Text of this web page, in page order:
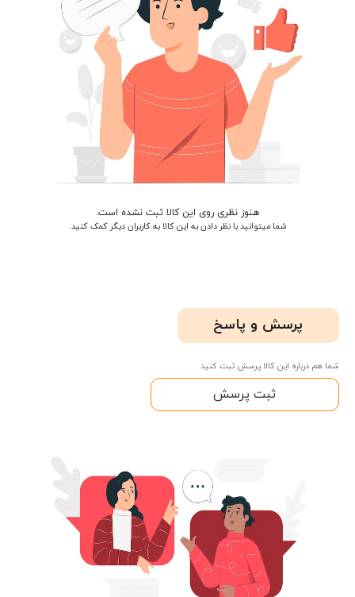
هنوز نظری روی این کالا ثبت نشده است.
شما میتوانید با نظر دادن به این کالا به کاربران دیگر کمک کنید.
پرسش و پاسخ
شما هم درباره این کالا پرسش ثبت کنید
ثبت پرسش